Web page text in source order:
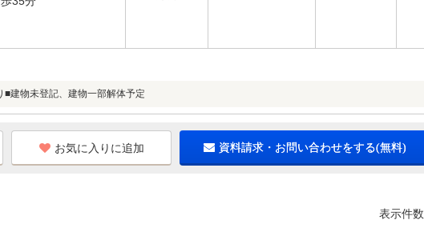
建物未登記、建物一部解体予定
お気に入りに追加 資料請求・お問い合わせをする(無料)
表示件数